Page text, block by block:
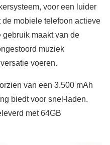
voor een luider
mobiele telefoon actieve
maakt van de
muziek
voeren.
van een 3.500 mAh
biedt voor snel-laden.
met 64GB